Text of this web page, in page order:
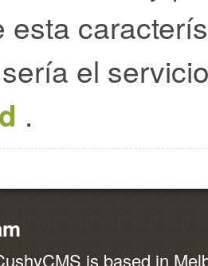
esta
el
.
is based in